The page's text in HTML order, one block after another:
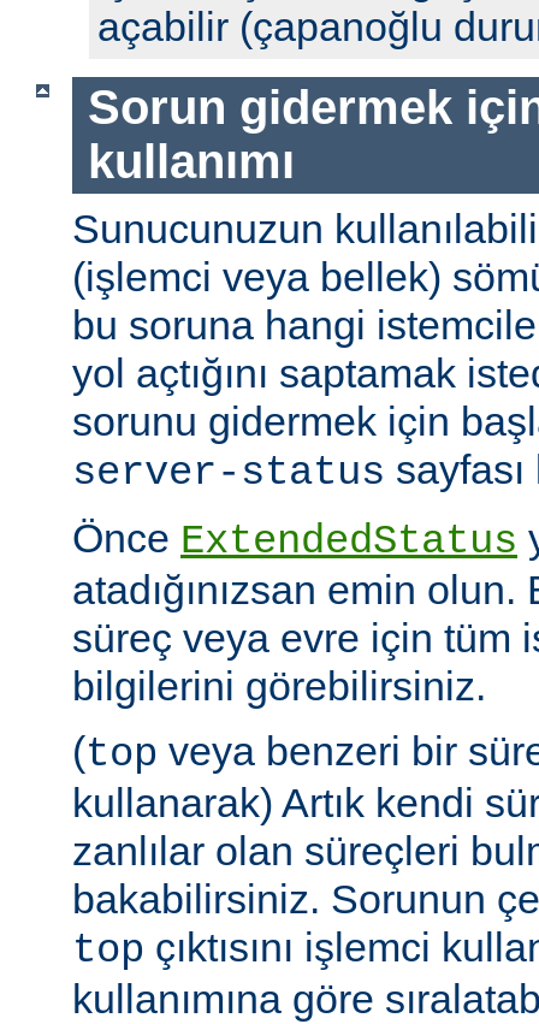
açabilir (çapanoğlu
Sorun gidermek
kullanımı
Sunucunuzun
(işlemci veya bellek)
bu soruna hangi
yol açtığını saptamak
sorunu gidermek için
server-status
Önce ExtendedStatus
atadığınızsan emin
süreç veya evre için tüm
bilgilerini görebilirsiniz.
(top veya benzeri bir
kullanarak) Artık kendi
zanlılar olan süreçleri
bakabilirsiniz. Sorunun
top çıktısını işlemci
kullanımına göre